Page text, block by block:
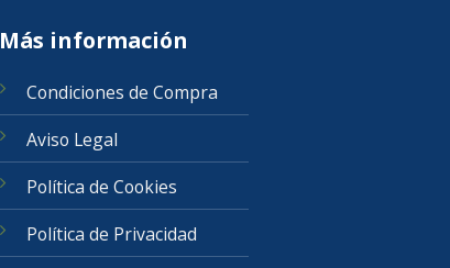
Más información
Condiciones de Compra
Aviso Legal
Política de Cookies
Política de Privacidad